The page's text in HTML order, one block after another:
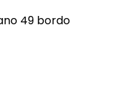
49 bordo